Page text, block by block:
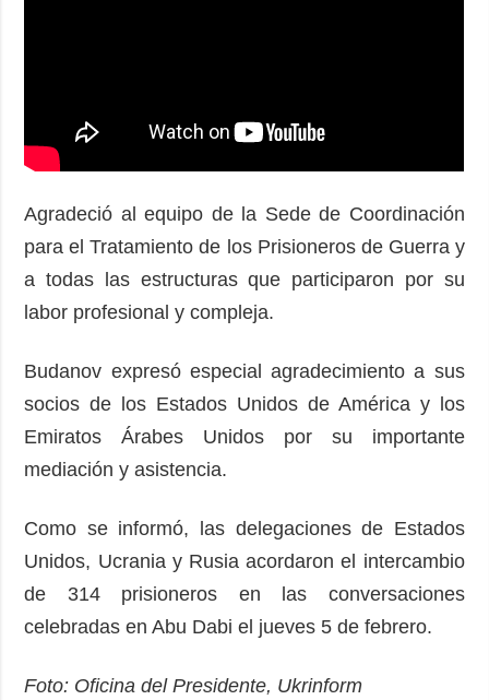
Agradeció al equipo de la Sede de Coordinación
para el Tratamiento de los Prisioneros de Guerra y
a todas las estructuras que participaron por su
labor profesional y compleja.
Budanov expresó especial agradecimiento a sus
socios de los Estados Unidos de América y los
Emiratos Árabes Unidos por su importante
mediación y asistencia.
Como se informó, las delegaciones de Estados
Unidos, Ucrania y Rusia acordaron el intercambio
de 314 prisioneros en las conversaciones
celebradas en Abu Dabi el jueves 5 de febrero.
Foto: Oficina del Presidente, Ukrinform